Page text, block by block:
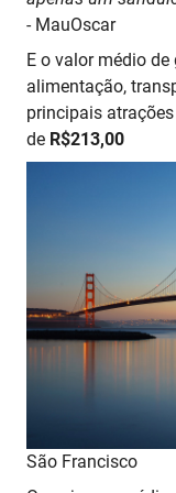
- MauOscar
E o valor médio
alimentação,
principais
de R$213,00
São Francisco